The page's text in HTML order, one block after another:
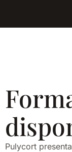
Pulycort